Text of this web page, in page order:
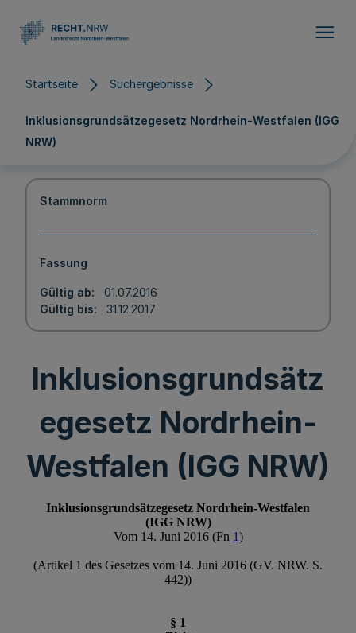
Startseite Suchergebnisse
Inklusionsgrundsätzegesetz Nordrhein-Westfalen (IGG
NRW)
Stammnorm
Fassung
Gültig ab
01.07.2016
Gültig bis
31.12.2017
Inklusionsgrundsätz
egesetz Nordrhein-
Westfalen (IGG NRW)